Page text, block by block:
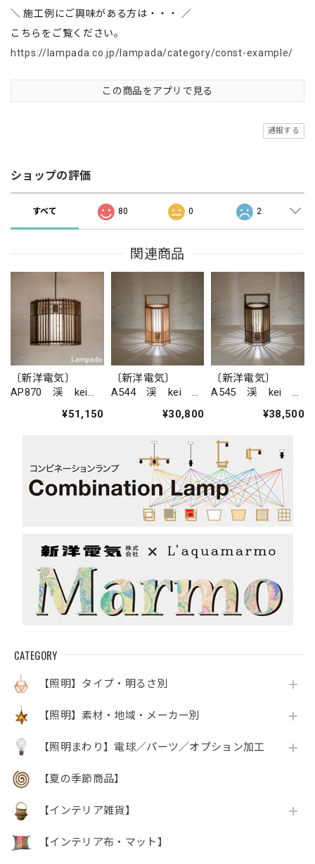
CATEGORY
【照明】タイプ・明るさ別
【照明】素材・地域・メーカー別
【照明まわり】電球／パーツ／オプション加工
【夏の季節商品】
【インテリア雑貨】
【インテリア布・マット】
＼ 施工例にご興味がある方は・・・ ／
こちらをご覧ください。
https://lampada.co.jp/lampada/category/const-example/
この商品をアプリで見る
通報する
ショップの評価
すべて 80 0 2
関連商品
〔新洋電気〕
AP870 渓 kei
¥51,150
〔新洋電気〕
A544 渓 kei ス
¥30,800
〔新洋電気〕
A545 渓 kei ス
¥38,500